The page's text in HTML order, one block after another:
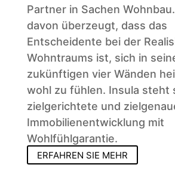
Partner in Sachen
davon überzeugt, dass das
Entscheidente bei der
Wohntraums ist, sich in
zukünftigen vier Wänden
wohl zu fühlen. Insula steht
zielgerichtete und
Immobilienentwicklung mit
Wohlfühlgarantie.
ERFAHREN SIE MEHR